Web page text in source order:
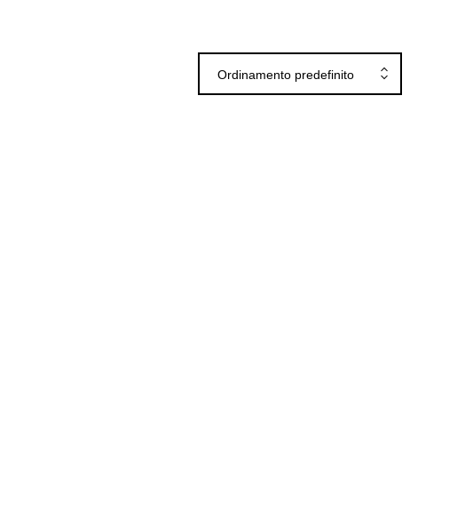
Ordinamento predefinito